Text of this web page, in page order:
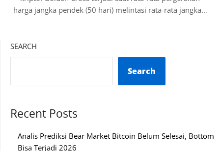
harga jangka pendek (50 hari) melintasi rata-rata jangka…
SEARCH
Search
Recent Posts
Analis Prediksi Bear Market Bitcoin Belum Selesai, Bottom
Bisa Terjadi 2026